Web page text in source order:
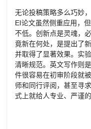
无论投稿策略多么巧妙
EI论文虽然侧重应用，
不低。创新点是灵魂，
竟新在何处，是提出了
并取得了显著效果。实
清晰规范。英文写作则
件很容易在初审阶段就
师和同行评阅，甚至寻
式上就给人专业、严谨的